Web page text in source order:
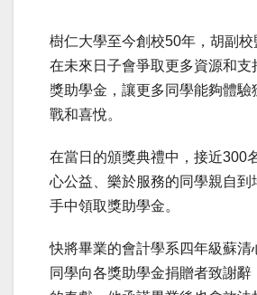
樹仁大學至今創校50年，胡副
在未來日子會爭取更多資源和支
獎助學金，讓更多同學能夠體驗
戰和喜悅。
在當日的頒獎典禮中，接近300
心公益、樂於服務的同學親自到
手中領取獎助學金。
快將畢業的會計學系四年級蘇清
同學向各獎助學金捐贈者致謝辭